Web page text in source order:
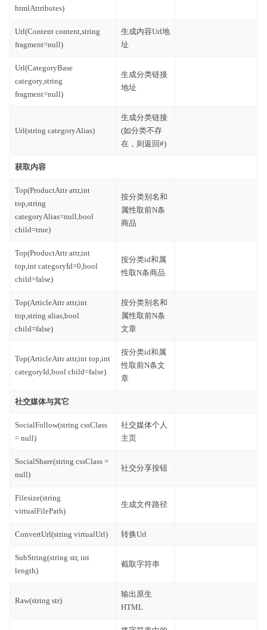
htmlAttributes)
Url(Content content,string
fragment=null)
生成内容Url地
址
Url(CategoryBase
category,string
fragment=null)
生成分类链接
地址
Url(string categoryAlias)
生成分类链接
(如分类不存
在，则返回#)
获取内容
Top(ProductAttr attr,int
top,string
categoryAlias=null,bool
child=true)
按分类别名和
属性取前N条
商品
Top(ProductAttr attr,int
top,int categoryId=0,bool
child=false)
按分类id和属
性取N条商品
Top(ArticleAttr attr,int
top,string alias,bool
child=false)
按分类别名和
属性取前N条
文章
Top(ArticleAttr attr,int top,int
categoryId,bool child=false)
按分类id和属
性取前N条文
章
社交媒体与其它
SocialFollow(string cssClass
= null)
社交媒体个人
主页
SocialShare(string cssClass =
null)
社交分享按钮
Filesize(string
virtualFilePath)
生成文件路径
ConvertUrl(string virtualUrl) 转换Url
SubString(string str, int
length)
截取字符串
Raw(string str)
输出原生
HTML